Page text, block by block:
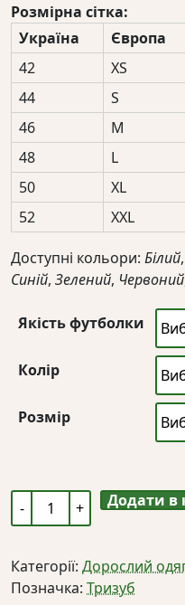
від
Розмірна сітка:
Україна
Європа
42
XS
44
S
46
M
48
L
50
XL
52
XXL
Доступні кольори: Білий,
Синій, Зелений, Червоний
Якість футболки
Колір
Розмір
Жіноча
футболка
гербом
України
Додати в
Категорії: Дорослий
Позначка: Тризуб